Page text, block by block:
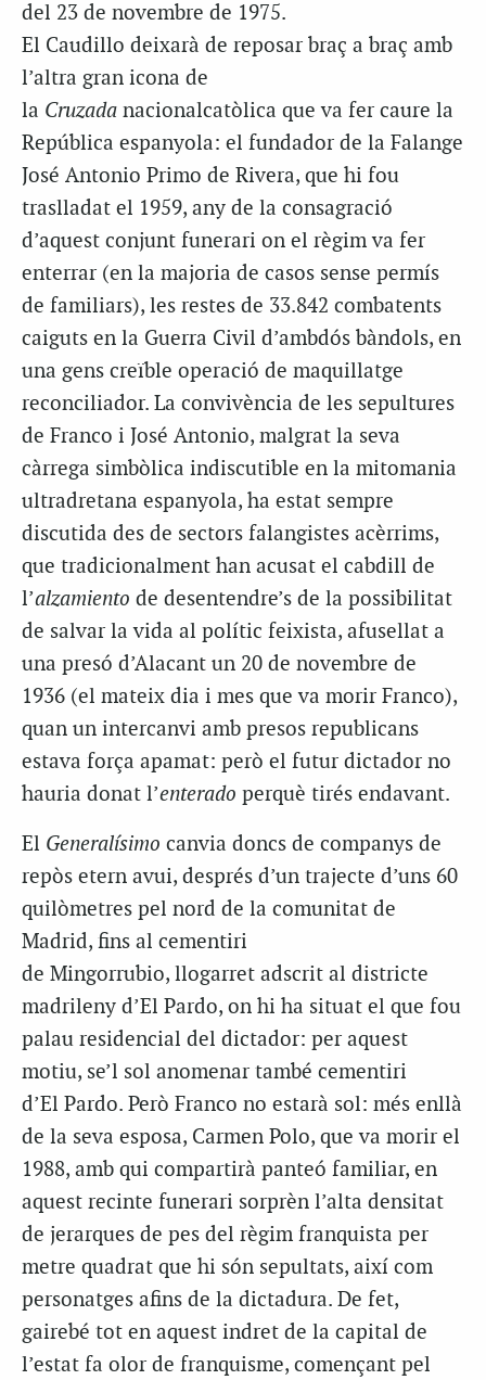
del 23 de novembre de 1975.
El Caudillo deixarà de reposar braç a braç amb
l’altra gran icona de
la Cruzada nacionalcatòlica que va fer caure la
República espanyola: el fundador de la Falange
José Antonio Primo de Rivera, que hi fou
traslladat el 1959, any de la consagració
d’aquest conjunt funerari on el règim va fer
enterrar (en la majoria de casos sense permís
de familiars), les restes de 33.842 combatents
caiguts en la Guerra Civil d’ambdós bàndols, en
una gens creïble operació de maquillatge
reconciliador. La convivència de les sepultures
de Franco i José Antonio, malgrat la seva
càrrega simbòlica indiscutible en la mitomania
ultradretana espanyola, ha estat sempre
discutida des de sectors falangistes acèrrims,
que tradicionalment han acusat el cabdill de
l’alzamiento de desentendre’s de la possibilitat
de salvar la vida al polític feixista, afusellat a
una presó d’Alacant un 20 de novembre de
1936 (el mateix dia i mes que va morir Franco),
quan un intercanvi amb presos republicans
estava força apamat: però el futur dictador no
hauria donat l’enterado perquè tirés endavant.
El Generalísimo canvia doncs de companys de
repòs etern avui, després d’un trajecte d’uns 60
quilòmetres pel nord de la comunitat de
Madrid, fins al cementiri
de Mingorrubio, llogarret adscrit al districte
madrileny d’El Pardo, on hi ha situat el que fou
palau residencial del dictador: per aquest
motiu, se’l sol anomenar també cementiri
d’El Pardo. Però Franco no estarà sol: més enllà
de la seva esposa, Carmen Polo, que va morir el
1988, amb qui compartirà panteó familiar, en
aquest recinte funerari sorprèn l’alta densitat
de jerarques de pes del règim franquista per
metre quadrat que hi són sepultats, així com
personatges afins de la dictadura. De fet,
gairebé tot en aquest indret de la capital de
l’estat fa olor de franquisme, començant pel